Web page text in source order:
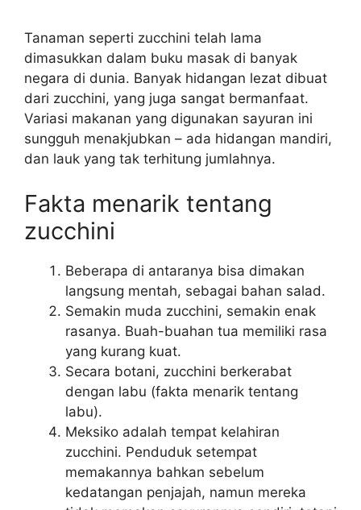
Tanaman seperti zucchini telah lama
dimasukkan dalam buku masak di banyak
negara di dunia. Banyak hidangan lezat dibuat
dari zucchini, yang juga sangat bermanfaat.
Variasi makanan yang digunakan sayuran ini
sungguh menakjubkan – ada hidangan mandiri,
dan lauk yang tak terhitung jumlahnya.
Fakta menarik tentang
zucchini
Beberapa di antaranya bisa dimakan
langsung mentah, sebagai bahan salad.
Semakin muda zucchini, semakin enak
rasanya. Buah-buahan tua memiliki rasa
yang kurang kuat.
Secara botani, zucchini berkerabat
dengan labu (fakta menarik tentang
labu).
Meksiko adalah tempat kelahiran
zucchini. Penduduk setempat
memakannya bahkan sebelum
kedatangan penjajah, namun mereka